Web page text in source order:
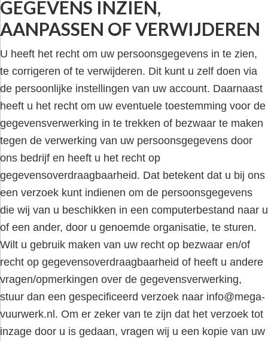
GEGEVENS INZIEN,
AANPASSEN OF VERWIJDEREN
U heeft het recht om uw persoonsgegevens in te zien,
te corrigeren of te verwijderen. Dit kunt u zelf doen via
de persoonlijke instellingen van uw account. Daarnaast
heeft u het recht om uw eventuele toestemming voor de
gegevensverwerking in te trekken of bezwaar te maken
tegen de verwerking van uw persoonsgegevens door
ons bedrijf en heeft u het recht op
gegevensoverdraagbaarheid. Dat betekent dat u bij ons
een verzoek kunt indienen om de persoonsgegevens
die wij van u beschikken in een computerbestand naar u
of een ander, door u genoemde organisatie, te sturen.
Wilt u gebruik maken van uw recht op bezwaar en/of
recht op gegevensoverdraagbaarheid of heeft u andere
vragen/opmerkingen over de gegevensverwerking,
stuur dan een gespecificeerd verzoek naar info@mega-
vuurwerk.nl . Om er zeker van te zijn dat het verzoek tot
inzage door u is gedaan, vragen wij u een kopie van uw